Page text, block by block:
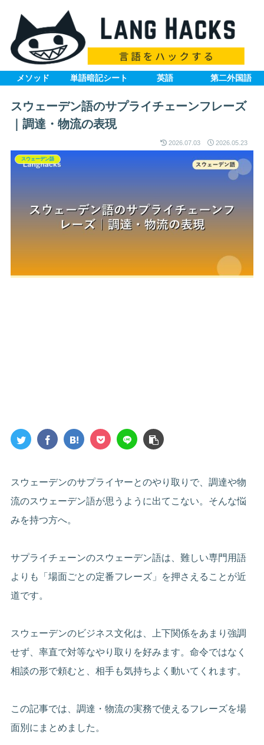
メソッド 単語暗記シート 英語 第二外国語
スウェーデン語のサプライチェーンフレーズ
｜調達・物流の表現
2026.07.03 2026.05.23
スウェーデン語
スウェーデンのサプライヤーとのやり取りで、調達や物
流のスウェーデン語が思うように出てこない。そんな悩
みを持つ方へ。
サプライチェーンのスウェーデン語は、難しい専門用語
よりも「場面ごとの定番フレーズ」を押さえることが近
道です。
スウェーデンのビジネス文化は、上下関係をあまり強調
せず、率直で対等なやり取りを好みます。命令ではなく
相談の形で頼むと、相手も気持ちよく動いてくれます。
この記事では、調達・物流の実務で使えるフレーズを場
面別にまとめました。